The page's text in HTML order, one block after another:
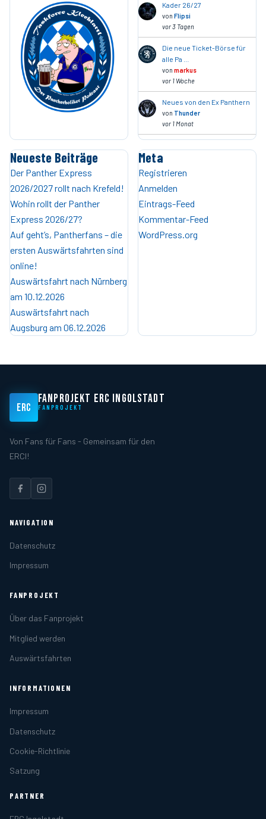
Kader 26/27
von Flipsi
vor 3 Tagen
Die neue Ticket-Börse für
alle Pa …
von markus
vor 1 Woche
Neues von den Ex Panthern
von Thunder
vor 1 Monat
Neueste Beiträge
Der Panther Express
2026/2027 rollt nach Krefeld!
Wohin rollt der Panther
Express 2026/27?
Auf geht’s, Pantherfans – die
ersten Auswärtsfahrten sind
online!
Auswärtsfahrt nach Nürnberg
am 10.12.2026
Auswärtsfahrt nach
Augsburg am 06.12.2026
Meta
Registrieren
Anmelden
Eintrags-Feed
Kommentar-Feed
WordPress.org
ERC
FANPROJEKT ERC INGOLSTADT
FANPROJEKT
Von Fans für Fans - Gemeinsam für den
ERCI!
NAVIGATION
Datenschutz
Impressum
FANPROJEKT
Über das Fanprojekt
Mitglied werden
Auswärtsfahrten
INFORMATIONEN
Impressum
Datenschutz
Cookie-Richtlinie
Satzung
PARTNER